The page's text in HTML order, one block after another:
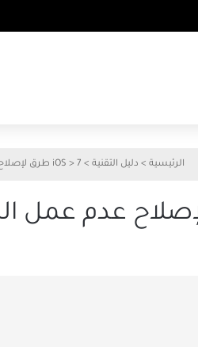
الرئيسية > دليل التقنية >
iOS > 7 طرق لإصلاح عدم عمل المنبه على Apple Watch